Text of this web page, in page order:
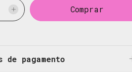
de pagamento